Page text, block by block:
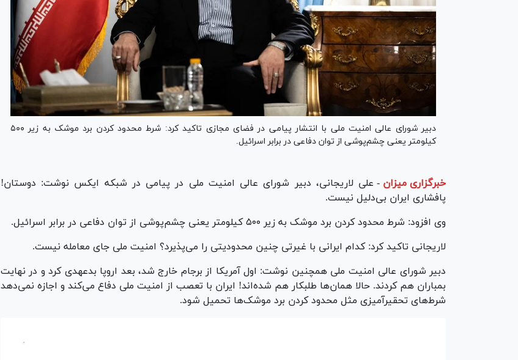
دبیر شورای عالی امنیت ملی با انتشار پیامی در فضای مجازی تاکید کرد: شرط محدود کردن برد موشک به زیر ۵۰۰
کیلومتر یعنی چشم‌پوشی از توان دفاعی در برابر اسرائیل.
خبرگزاری میزان - علی لاریجانی، دبیر شورای عالی امنیت ملی در پیامی در شبکه ایکس نوشت: دوستان!
پافشاری ایران بی‌دلیل نیست.
وی افزود: شرط محدود کردن برد موشک به زیر ۵۰۰ کیلومتر یعنی چشم‌پوشی از توان دفاعی در برابر اسرائیل.
لاریجانی تاکید کرد: کدام ایرانی با غیرتی چنین محدودیتی را می‌پذیرد؟ امنیت ملی جای معامله نیست.
دبیر شورای عالی امنیت ملی همچنین نوشت: اول آمریکا از برجام خارج شد، بعد اروپا بدعهدی کرد و در نهایت
بمباران هم کردند. حالا همان‌ها طلبکار هم شده‌اند! ایران با تعصب از امنیت ملی دفاع می‌کند و اجازه نمی‌دهد
شرط‌های تحقیرآمیزی مثل محدود کردن برد موشک‌ها تحمیل شود.